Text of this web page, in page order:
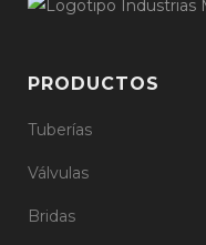
PRODUCTOS
Tuberías
Válvulas
Bridas